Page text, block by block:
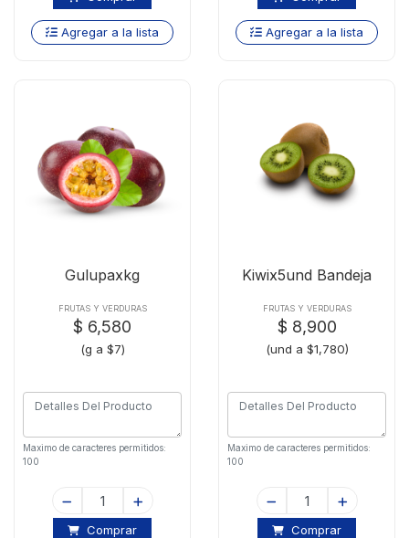
Agregar a la lista Agregar a la lista
Gulupaxkg
FRUTAS Y VERDURAS
$ 6,580
(g a $7)
Maximo de caracteres permitidos:
100
Comprar
Kiwix5und Bandeja
FRUTAS Y VERDURAS
$ 8,900
(und a $1,780)
Maximo de caracteres permitidos:
100
Comprar